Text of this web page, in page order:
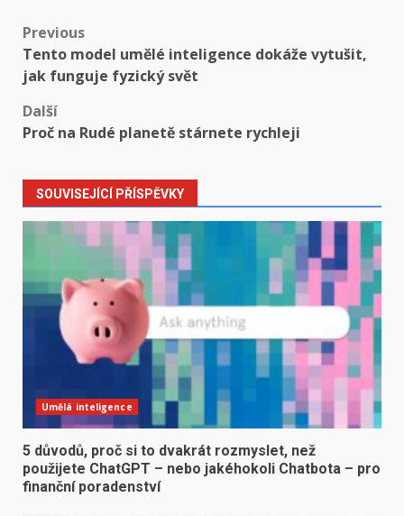
Post
navigation
Previous
Tento model umělé inteligence dokáže vytušit,
jak funguje fyzický svět
Další
Proč na Rudé planetě stárnete rychleji
SOUVISEJÍCÍ PŘÍSPĚVKY
Umělá inteligence
5 důvodů, proč si to dvakrát rozmyslet, než
použijete ChatGPT – nebo jakéhokoli Chatbota – pro
finanční poradenství